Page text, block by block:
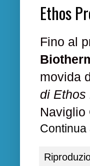
Ethos
Fino al
movida
di Ethos
Naviglio
Continua